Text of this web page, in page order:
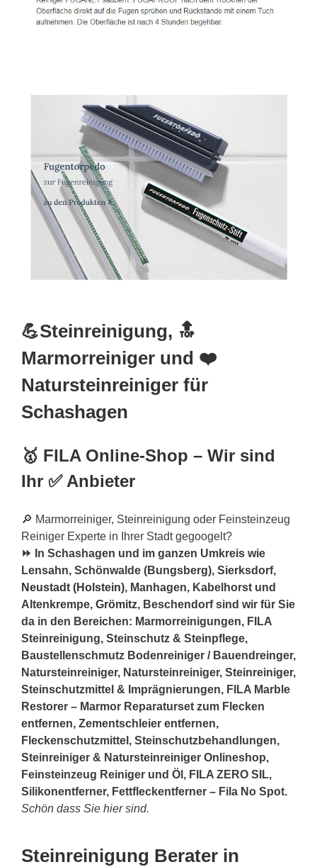
💪Steinreinigung, 🔝
Marmorreiniger und ❤️
Natursteinreiniger für
Schashagen
🥇 FILA Online-Shop – Wir sind
Ihr ✅ Anbieter
🔎 Marmorreiniger, Steinreinigung oder Feinsteinzeug
Reiniger Experte in Ihrer Stadt gegoogelt?
⏩ In Schashagen und im ganzen Umkreis wie
Lensahn, Schönwalde (Bungsberg), Sierksdorf,
Neustadt (Holstein), Manhagen, Kabelhorst und
Altenkrempe, Grömitz, Beschendorf sind wir für Sie
da in den Bereichen: Marmorreinigungen, FILA
Steinreinigung, Steinschutz & Steinpflege,
Baustellenschmutz Bodenreiniger / Bauendreinger,
Natursteinreiniger, Natursteinreiniger, Steinreiniger,
Steinschutzmittel & Imprägnierungen, FILA Marble
Restorer – Marmor Reparaturset zum Flecken
entfernen, Zementschleier entfernen,
Fleckenschutzmittel, Steinschutzbehandlungen,
Steinreiniger & Natursteinreiniger Onlineshop,
Feinsteinzeug Reiniger und Öl, FILA ZERO SIL,
Silikonentferner, Fettfleckentferner – Fila No Spot.
Schön dass Sie hier sind.
Steinreinigung Berater in